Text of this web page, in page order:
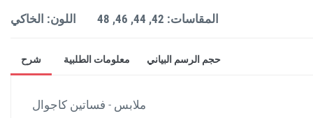
اللون: الخاكي المقاسات: 42, 44, 46, 48
شرح معلومات الطلبية حجم الرسم البياني
ملابس - فساتين كاجوال